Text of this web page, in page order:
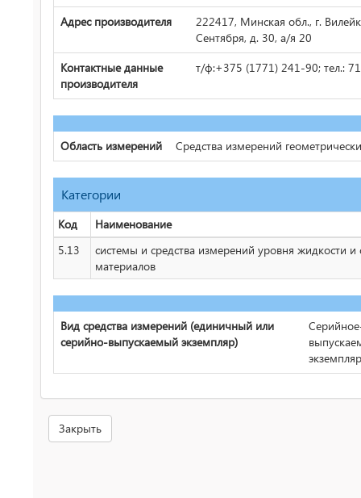
Адрес производителя
222417, Минская обл., г.
Сентября, д. 30, а/я 20
Контактные данные
производителя
т/ф:+375 (1771) 241-90; тел.:
Область измерений Средства измерений
Категории
Код
Наименование
5.13
системы и средства измерений уровня жидкости и
материалов
Вид средства измерений (единичный или
серийно-выпускаемый экземпляр)
экземпляр
Закрыть